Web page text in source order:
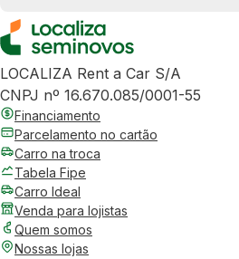
LOCALIZA Rent a Car S/A
CNPJ nº 16.670.085/0001-55
Financiamento
Parcelamento no cartão
Carro na troca
Tabela Fipe
Carro Ideal
Venda para lojistas
Quem somos
Nossas lojas